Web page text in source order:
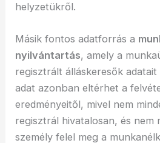
helyzetükről.
Másik fontos adatforrás a
nyilvántartás, amely a
regisztrált álláskeresők
adat azonban eltérhet a
eredményeitől, mivel nem
regisztrál hivatalosan, és nem
személy felel meg a